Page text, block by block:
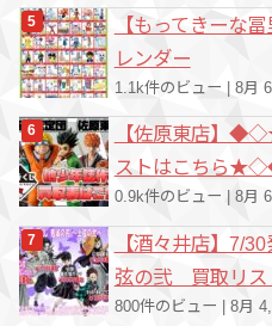
【もってきーな
レンダー
1.1k件のビュー 8月
【佐原東店】
ストはこちら
0.9k件のビュー 8月
【酒々井店】7/
弦の弐 買取リス
800件のビュー | 8月